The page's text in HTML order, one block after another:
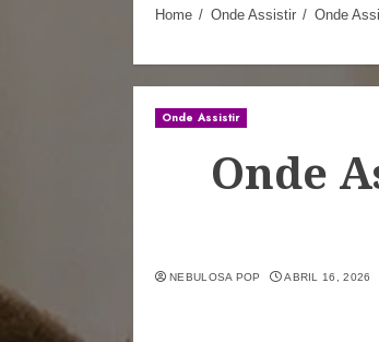
Home Onde Assistir Onde
Onde Assistir
Onde
NEBULOSA POP ABRIL 16, 2026